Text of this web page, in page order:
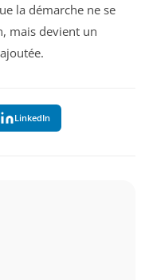
la démarche ne se
mais devient un
LinkedIn